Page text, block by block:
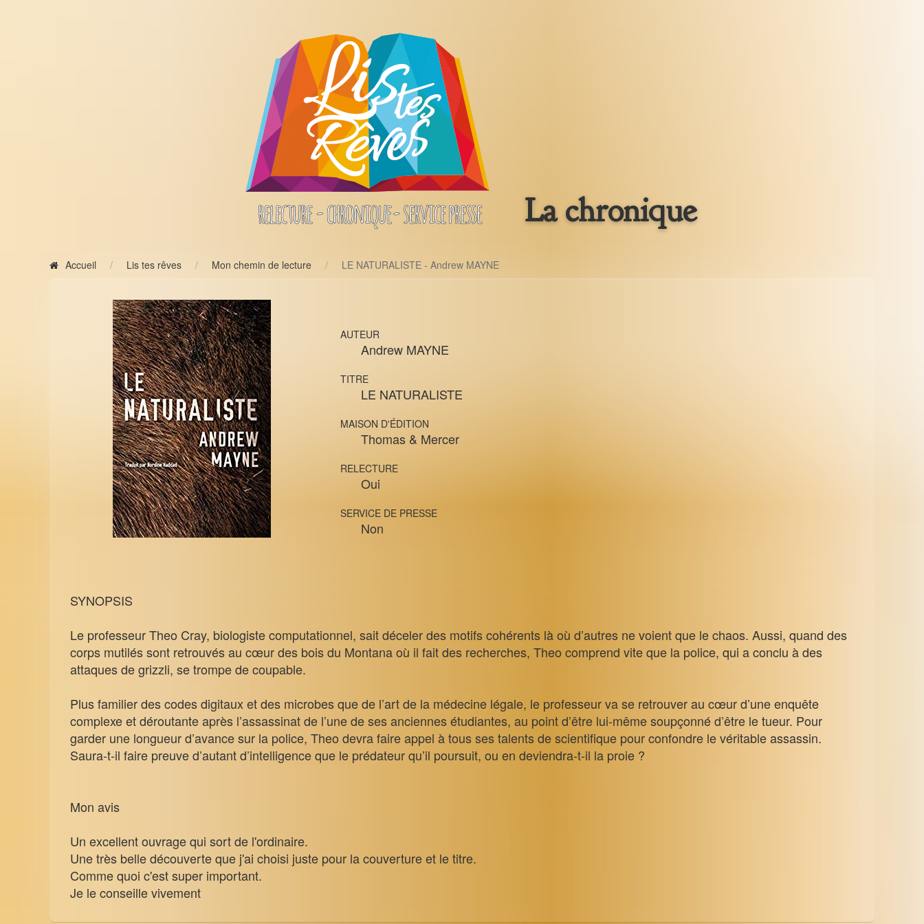
La chronique
Accueil Lis tes rêves Mon chemin de lecture LE NATURALISTE - Andrew MAYNE
AUTEUR
Andrew MAYNE
TITRE
LE NATURALISTE
MAISON D'ÉDITION
Thomas & Mercer
RELECTURE
Oui
SERVICE DE PRESSE
Non
SYNOPSIS
Le professeur Theo Cray, biologiste computationnel, sait déceler des motifs cohérents là où d’autres ne voient que le chaos. Aussi, quand des
corps mutilés sont retrouvés au cœur des bois du Montana où il fait des recherches, Theo comprend vite que la police, qui a conclu à des
attaques de grizzli, se trompe de coupable.
Plus familier des codes digitaux et des microbes que de l’art de la médecine légale, le professeur va se retrouver au cœur d’une enquête
complexe et déroutante après l’assassinat de l’une de ses anciennes étudiantes, au point d’être lui-même soupçonné d’être le tueur. Pour
garder une longueur d’avance sur la police, Theo devra faire appel à tous ses talents de scientifique pour confondre le véritable assassin.
Saura-t-il faire preuve d’autant d’intelligence que le prédateur qu’il poursuit, ou en deviendra-t-il la proie ?
Mon avis
Un excellent ouvrage qui sort de l'ordinaire.
Une très belle découverte que j'ai choisi juste pour la couverture et le titre.
Comme quoi c'est super important.
Je le conseille vivement